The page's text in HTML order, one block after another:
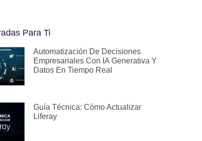
Para Ti
Automatización De Decisiones
Empresariales Con IA Generativa Y
Datos En Tiempo Real
Guía Técnica: Cómo Actualizar
Liferay